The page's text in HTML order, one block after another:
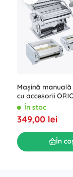
Mașină
cu accesorii
În stoc
349,00 lei
În